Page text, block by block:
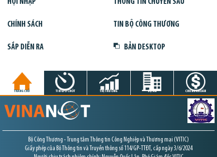
HỘI NHẬP THÔNG TIN CHUYÊN SÂU
CHÍNH SÁCH TIN BỘ CÔNG THƯƠNG
SẮP DIỄN RA BẢN DESKTOP
TRANG CHỦ TIN GIỜ CHÓT THỊ TRƯỜNG DỰ ÁN CHỨNG KHOÁN
Bộ Công Thương - Trung tâm Thông tin Công Nghiệp và Thương mại (VITIC)
Giấy phép của Bộ Thông tin và Truyền thông số 114/GP-TTĐT, cấp ngày 3/6/2024